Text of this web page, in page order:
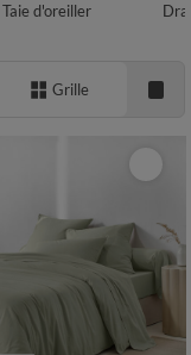
Taie d'oreiller
Grille